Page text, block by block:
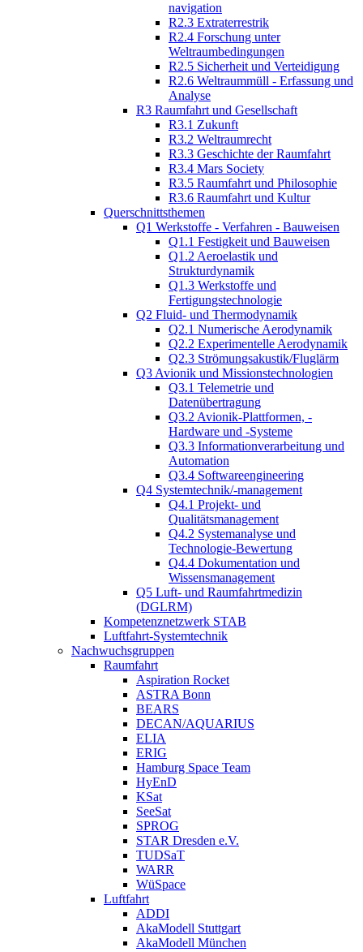
navigation
R2.3 Extraterrestrik
R2.4 Forschung unter
Weltraumbedingungen
R2.5 Sicherheit und Verteidigung
R2.6 Weltraummüll - Erfassung und
Analyse
R3 Raumfahrt und Gesellschaft
R3.1 Zukunft
R3.2 Weltraumrecht
R3.3 Geschichte der Raumfahrt
R3.4 Mars Society
R3.5 Raumfahrt und Philosophie
R3.6 Raumfahrt und Kultur
Querschnittsthemen
Q1 Werkstoffe - Verfahren - Bauweisen
Q1.1 Festigkeit und Bauweisen
Q1.2 Aeroelastik und
Strukturdynamik
Q1.3 Werkstoffe und
Fertigungstechnologie
Q2 Fluid- und Thermodynamik
Q2.1 Numerische Aerodynamik
Q2.2 Experimentelle Aerodynamik
Q2.3 Strömungsakustik/Fluglärm
Q3 Avionik und Missionstechnologien
Q3.1 Telemetrie und
Datenübertragung
Q3.2 Avionik-Plattformen, -
Hardware und -Systeme
Q3.3 Informationverarbeitung und
Automation
Q3.4 Softwareengineering
Q4 Systemtechnik/-management
Q4.1 Projekt- und
Qualitätsmanagement
Q4.2 Systemanalyse und
Technologie-Bewertung
Q4.4 Dokumentation und
Wissensmanagement
Q5 Luft- und Raumfahrtmedizin
(DGLRM)
Kompetenznetzwerk STAB
Luftfahrt-Systemtechnik
Nachwuchsgruppen
Raumfahrt
Aspiration Rocket
ASTRA Bonn
BEARS
DECAN/AQUARIUS
ELIA
ERIG
Hamburg Space Team
HyEnD
KSat
SeeSat
SPROG
STAR Dresden e.V.
TUDSaT
WARR
WüSpace
Luftfahrt
ADDI
AkaModell Stuttgart
AkaModell München